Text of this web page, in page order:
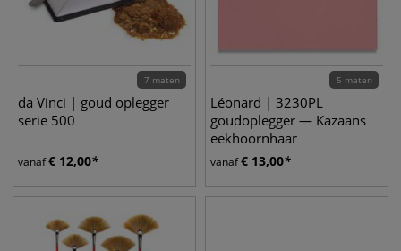
7 maten
da Vinci | goud oplegger
serie 500
vanaf€ 12,00
5 maten
Léonard | 3230PL
goudoplegger — Kazaans
eekhoornhaar
vanaf€ 13,00